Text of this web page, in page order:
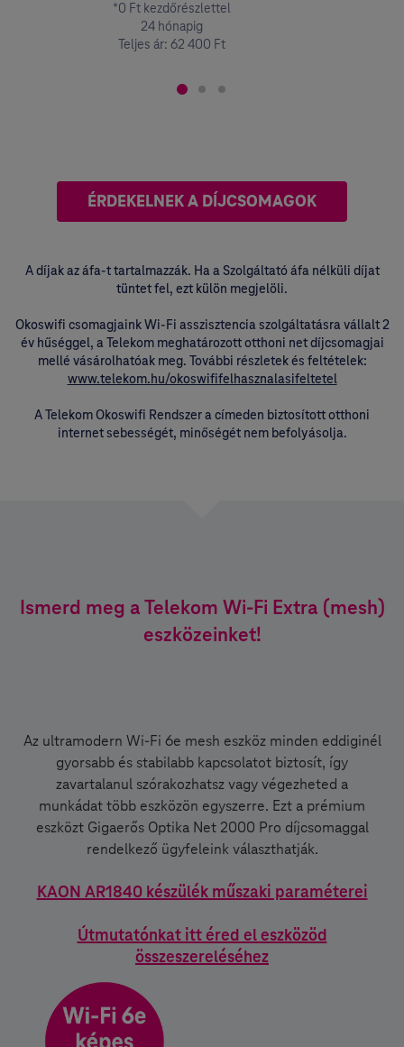
*0 Ft kezdőrészlettel
24 hónapig
Teljes ár: 62 400 Ft
ÉRDEKELNEK A DÍJCSOMAGOK
A díjak az áfa-t tartalmazzák. Ha a Szolgáltató áfa nélküli díjat
tüntet fel, ezt külön megjelöli.
Okoswifi csomagjaink Wi-Fi asszisztencia szolgáltatásra vállalt 2
év hűséggel, a Telekom meghatározott otthoni net díjcsomagjai
mellé vásárolhatóak meg. További részletek és feltételek:
www.telekom.hu/okoswififelhasznalasifeltetel
A Telekom Okoswifi Rendszer a címeden biztosított otthoni
internet sebességét, minőségét nem befolyásolja.
Ismerd meg a Telekom Wi-Fi Extra (mesh)
eszközeinket!
Az ultramodern Wi-Fi 6e mesh eszköz minden eddiginél
gyorsabb és stabilabb kapcsolatot biztosít, így
zavartalanul szórakozhatsz vagy végezheted a
munkádat több eszközön egyszerre. Ezt a prémium
eszközt Gigaerős Optika Net 2000 Pro díjcsomaggal
rendelkező ügyfeleink választhatják.
KAON AR1840 készülék műszaki paraméterei
Útmutatónkat itt éred el eszközöd
összeszereléséhez